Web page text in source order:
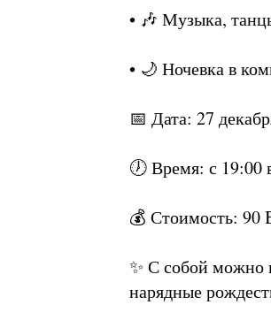
• 🎶 Музыка,
• 🌙 Ночевка в
📅 Дата: 27
🕖 Время: с 19:00
💰 Стоимость: 90
✨ С собой можно
нарядные